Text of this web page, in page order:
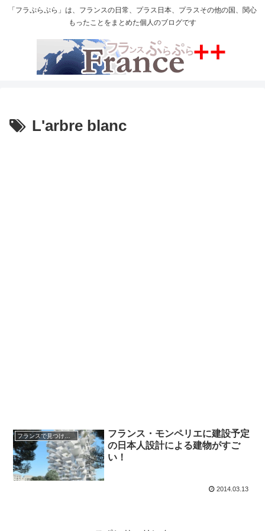
「フラぷらぷら」は、フランスの日常、プラス日本、プラスその他の国、関心
もったことをまとめた個人のブログです
L'arbre blanc
フランスで見つけた日本
フランス・モンペリエに建設予定
の日本人設計による建物がすご
い！
2014.03.13